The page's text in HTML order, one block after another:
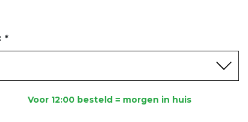
*
Voor 12:00 besteld = morgen in huis